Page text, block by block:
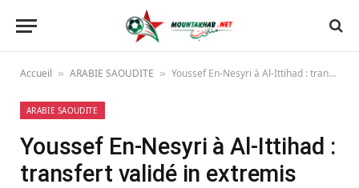
Accueil » ARABIE SAOUDITE » Youssef En-Nesyri à Al-Ittihad : transfert validé in extremis
ARABIE SAOUDITE
Youssef En-Nesyri à Al-Ittihad :
transfert validé in extremis